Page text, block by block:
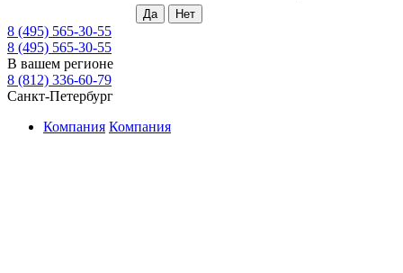
8 (495) 565-30-55
8 (495) 565-30-55
В вашем регионе
8 (812) 336-60-79
Санкт-Петербург
Компания Компания